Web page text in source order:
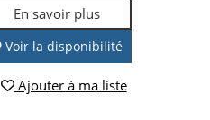
En savoir plus
Voir la disponibilité
Ajouter à ma liste